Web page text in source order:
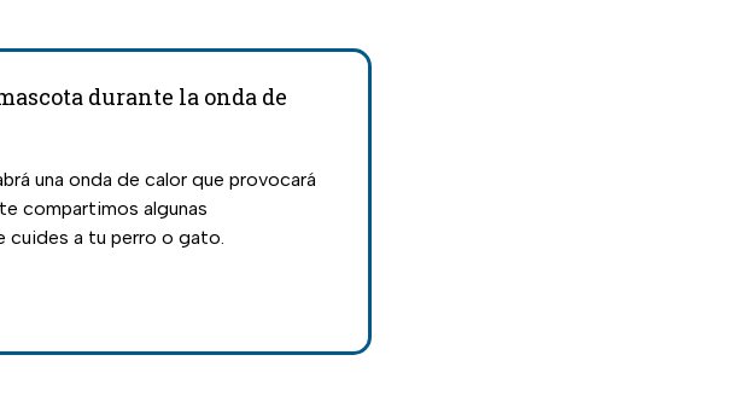
durante la onda de
una onda de calor que provocará
compartimos algunas
cuides a tu perro o gato.